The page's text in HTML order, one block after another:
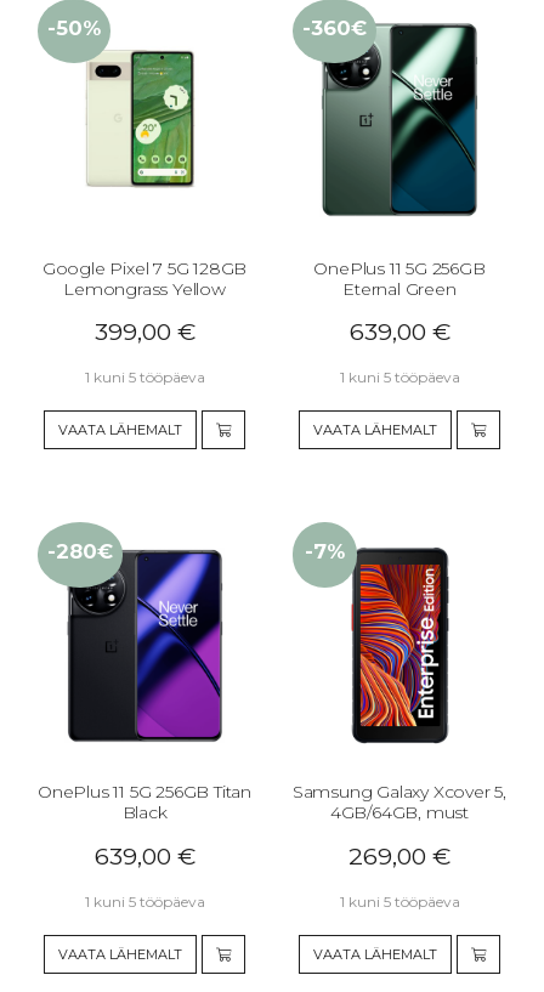
Google Pixel 7 5G 128GB
Lemongrass Yellow
-50%
399,00 €
1 kuni 5 tööpäeva
VAATA LÄHEMALT
OnePlus 11 5G 256GB
Eternal Green
-360€
639,00 €
1 kuni 5 tööpäeva
VAATA LÄHEMALT
OnePlus 11 5G 256GB Titan
Black
-280€
639,00 €
1 kuni 5 tööpäeva
VAATA LÄHEMALT
Samsung Galaxy Xcover 5,
4GB/64GB, must
-7%
269,00 €
1 kuni 5 tööpäeva
VAATA LÄHEMALT